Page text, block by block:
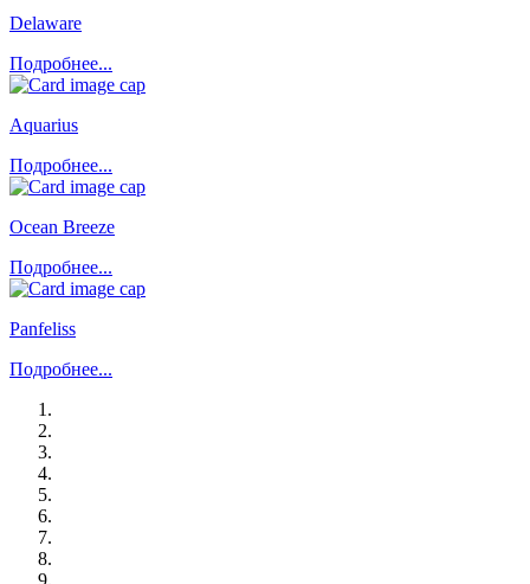
Delaware
Подробнее...
Aquarius
Подробнее...
Ocean Breeze
Подробнее...
Panfeliss
Подробнее...